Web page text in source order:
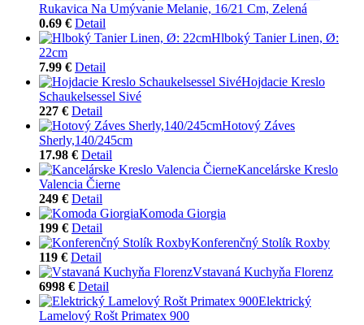
Rukavica Na Umývanie Melanie, 16/21 Cm, Zelená
0.69 € Detail
Hlboký Tanier Linen, Ø:
22cm
7.99 € Detail
Hojdacie Kreslo
Schaukelsessel Sivé
227 € Detail
Hotový Záves
Sherly,140/245cm
17.98 € Detail
Kancelárske Kreslo
Valencia Čierne
249 € Detail
Komoda Giorgia
199 € Detail
Konferenčný Stolík Roxby
119 € Detail
Vstavaná Kuchyňa Florenz
6998 € Detail
Elektrický
Lamelový Rošt Primatex 900